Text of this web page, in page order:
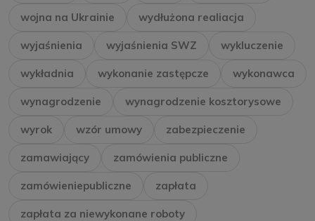
wojna na Ukrainie wydłużona realiacja
wyjaśnienia wyjaśnienia SWZ wykluczenie
wykładnia wykonanie zastępcze wykonawca
wynagrodzenie wynagrodzenie kosztorysowe
wyrok wzór umowy zabezpieczenie
zamawiający zamówienia publiczne
zamówieniepubliczne zapłata
zapłata za niewykonane roboty